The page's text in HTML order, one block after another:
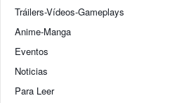
Tráilers-Vídeos-Gameplays
Anime-Manga
Eventos
Noticias
Para Leer